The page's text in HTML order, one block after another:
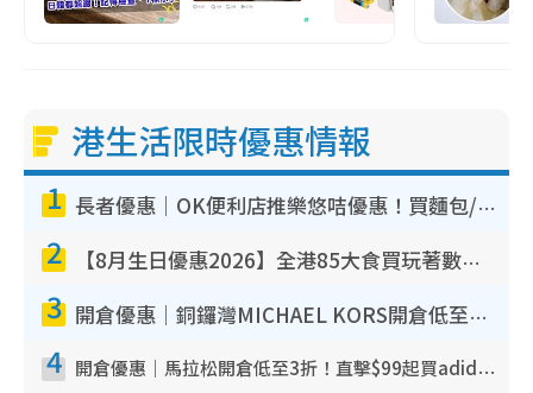
港生活限時優惠情報
1 長者優惠｜OK便利店推樂悠咭優惠！買麵包/牛奶/保健品拍卡即減
2 【8月生日優惠2026】全港85大食買玩著數攻略 自助餐/火鍋放題同行免費＋誠品/DONKI送現金券
3 開倉優惠｜銅鑼灣MICHAEL KORS開倉低至17折！直擊$500起買手袋/銀包/鞋款 必買經典Jet Set系列
4 開倉優惠｜馬拉松開倉低至3折！直擊$99起買adidas／New Balance／Puma鞋款 STANLEY保溫杯劈價至$119起